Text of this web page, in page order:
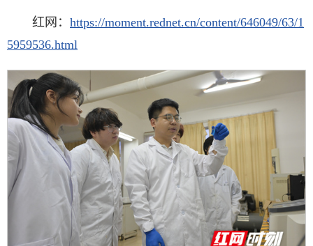
红网： https://moment.rednet.cn/content/646049/63/1
5959536.html